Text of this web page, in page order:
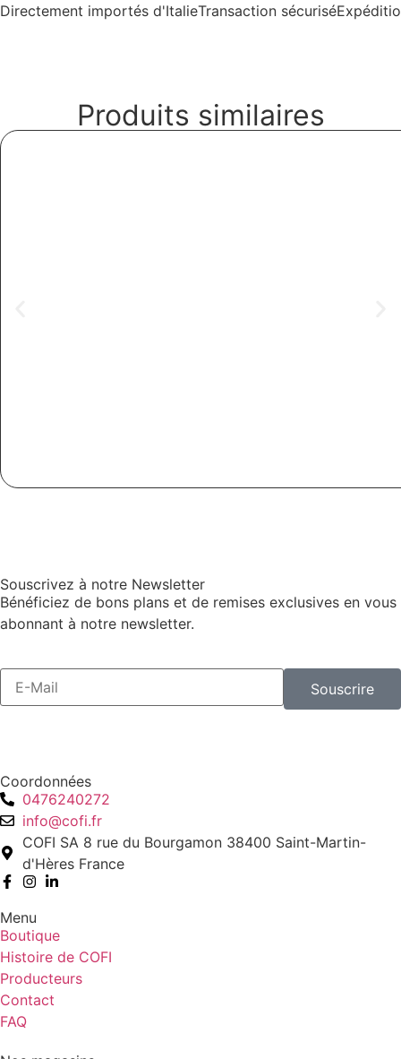
Directement importés d'ItalieTransaction sécurisé
Produits similaires
Souscrivez à notre Newsletter
Bénéficiez de bons plans et de remises exclusives en vous
abonnant à notre newsletter.
Souscrire
Coordonnées
0476240272
info@cofi.fr
COFI SA 8 rue du Bourgamon 38400 Saint-Martin-
d'Hères France
Menu
Boutique
Histoire de COFI
Producteurs
Contact
FAQ